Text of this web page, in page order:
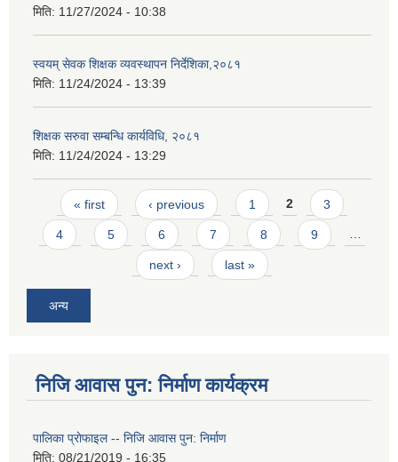
मिति: 11/27/2024 - 10:38
स्वयम् सेवक शिक्षक व्यवस्थापन निर्देशिका,२०८१
मिति: 11/24/2024 - 13:39
शिक्षक सरुवा सम्बन्धि कार्यविधि, २०८१
मिति: 11/24/2024 - 13:29
Pages
« first ‹ previous 1 2 3
4 5 6 7 8 9 …
next › last »
अन्य
निजि आवास पुन: निर्माण कार्यक्रम
पालिका प्राेफाइल -- निजि आवास पुन: निर्माण
मिति: 08/21/2019 - 16:35